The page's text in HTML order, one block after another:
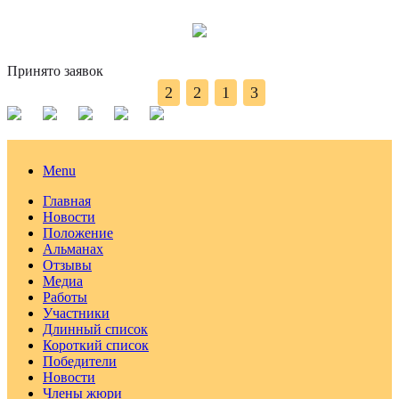
Принято заявок
2 2 1 3
Menu
Главная
Новости
Положение
Альманах
Отзывы
Медиа
Работы
Участники
Длинный список
Короткий список
Победители
Новости
Члены жюри